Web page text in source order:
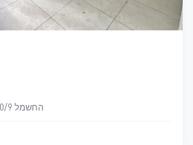
Хайфа, החשמל 20/9 יח' אמצע חיפה